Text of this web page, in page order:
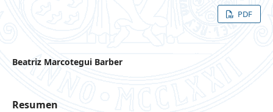
PDF
Beatriz Marcotegui Barber
Resumen